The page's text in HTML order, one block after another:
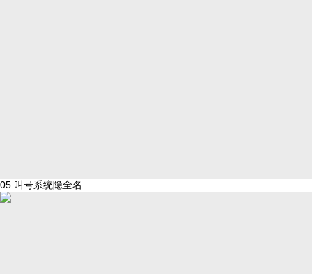
05.叫号系统隐全名